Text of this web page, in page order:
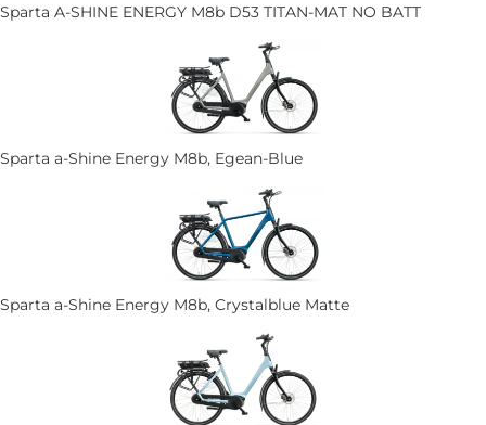
Sparta A-SHINE ENERGY M8b D53 TITAN-MAT NO BATT
Sparta a-Shine Energy M8b, Egean-Blue
Sparta a-Shine Energy M8b, Crystalblue Matte